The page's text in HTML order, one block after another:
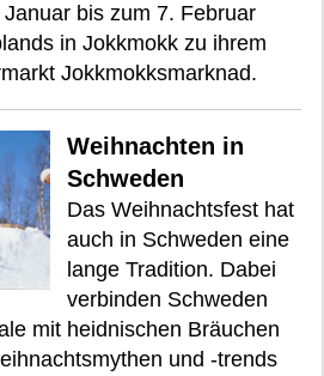
bis zum 7. Februar
in Jokkmokk zu ihrem
Jokkmokksmarknad.
Weihnachten in
Schweden
Das Weihnachtsfest hat
auch in Schweden eine
lange Tradition. Dabei
verbinden Schweden
mit heidnischen Bräuchen
und -trends